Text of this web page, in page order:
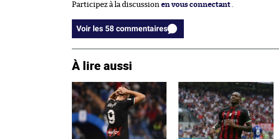
Participez à la discussion en vous connectant
Voir les 58 commentaires
À lire aussi